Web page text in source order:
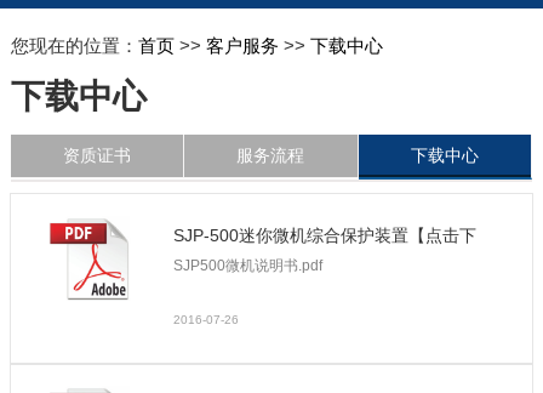
您现在的位置： 首页>> 客户服务 >> 下载中心
下载中心
资质证书 服务流程 下载中心
SJP-500迷你微机综合保护装置【点击下
载】
SJP500微机说明书.pdf
2016-07-26